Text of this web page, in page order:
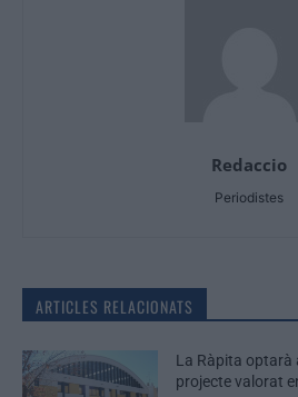
Redaccio
Periodistes
ARTICLES RELACIONATS
La Ràpita optarà
projecte valorat